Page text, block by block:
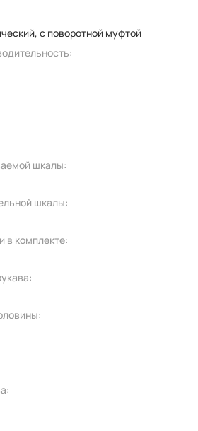
с поворотной муфтой
шкалы:
шкалы:
в комплекте: